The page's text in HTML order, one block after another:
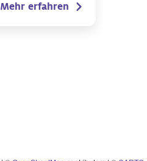
Mehr erfahren